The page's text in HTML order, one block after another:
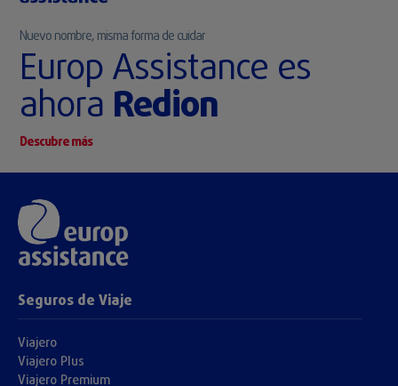
Nuevo nombre, misma forma de cuidar
Europ Assistance es
ahora Redion
Descubre más
Seguros de Viaje
Viajero
Viajero Plus
Viajero Premium